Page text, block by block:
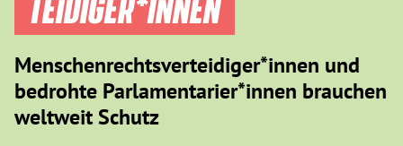
Menschenrechtsverteidiger*innen und
bedrohte Parlamentarier*innen brauchen
weltweit Schutz